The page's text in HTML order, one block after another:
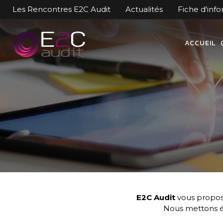
Skip
content
Les Rencontres E2C Audit Actualités Fiche
ACCUEIL
E2C Audit vous
Nous mettons